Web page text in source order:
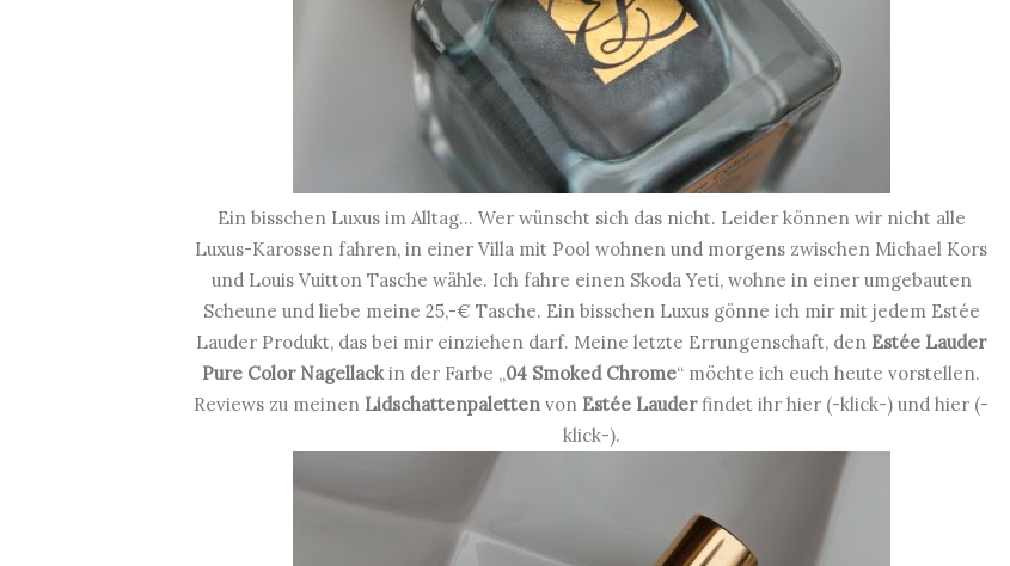
Ein bisschen Luxus im Alltag... Wer wünscht sich das nicht. Leider können wir nicht alle
Luxus-Karossen fahren, in einer Villa mit Pool wohnen und morgens zwischen Michael Kors
und Louis Vuitton Tasche wähle. Ich fahre einen Skoda Yeti, wohne in einer umgebauten
Scheune und liebe meine 25,-€ Tasche. Ein bisschen Luxus gönne ich mir mit jedem Estée
Lauder Produkt, das bei mir einziehen darf. Meine letzte Errungenschaft, den Estée Lauder
Pure Color Nagellackin der Farbe „04 Smoked Chrome“ möchte ich euch heute vorstellen.
Reviews zu meinen Lidschattenpaletten von Estée Lauderfindet ihr hier (-klick-) und hier (-
klick-).